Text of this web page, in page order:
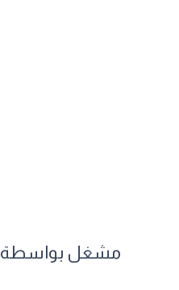
مشغل بواسطة